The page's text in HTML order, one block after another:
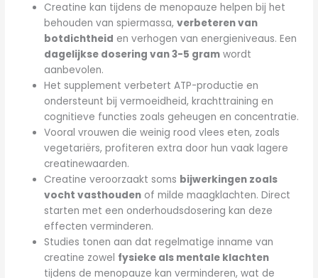
Creatine kan tijdens de menopauze helpen bij het
behouden van spiermassa,verbeteren van
botdichtheid en verhogen van energieniveaus. Een
dagelijkse dosering van 3-5 gram wordt
aanbevolen.
Het supplement verbetert ATP-productie en
ondersteunt bij vermoeidheid, krachttraining en
cognitieve functies zoals geheugen en concentratie.
Vooral vrouwen die weinig rood vlees eten, zoals
vegetariërs, profiteren extra door hun vaak lagere
creatinewaarden.
Creatine veroorzaakt soms bijwerkingen zoals
vocht vasthouden of milde maagklachten. Direct
starten met een onderhoudsdosering kan deze
effecten verminderen.
Studies tonen aan dat regelmatige inname van
creatine zowel fysieke als mentale klachten
tijdens de menopauze kan verminderen, wat de